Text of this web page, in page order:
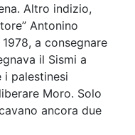
Altro indizio,
Antonino
a consegnare
il Sismi a
i palestinesi
Moro. Solo
ancora due